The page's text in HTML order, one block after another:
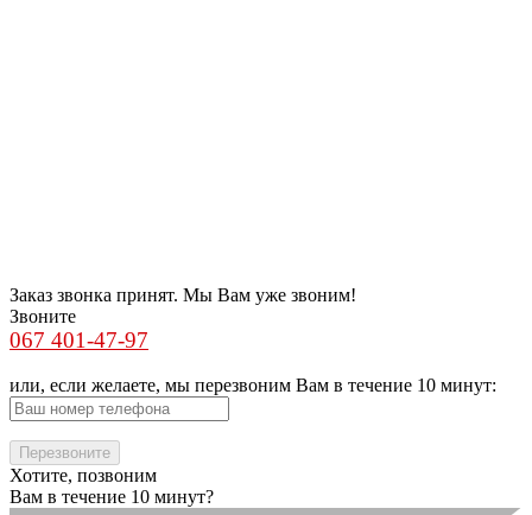
Заказ звонка принят. Мы Вам уже звоним!
Звоните
067 401-47-97
или, если желаете, мы перезвоним Вам в течение 10 минут:
Хотите, позвоним
Вам в течение 10 минут?